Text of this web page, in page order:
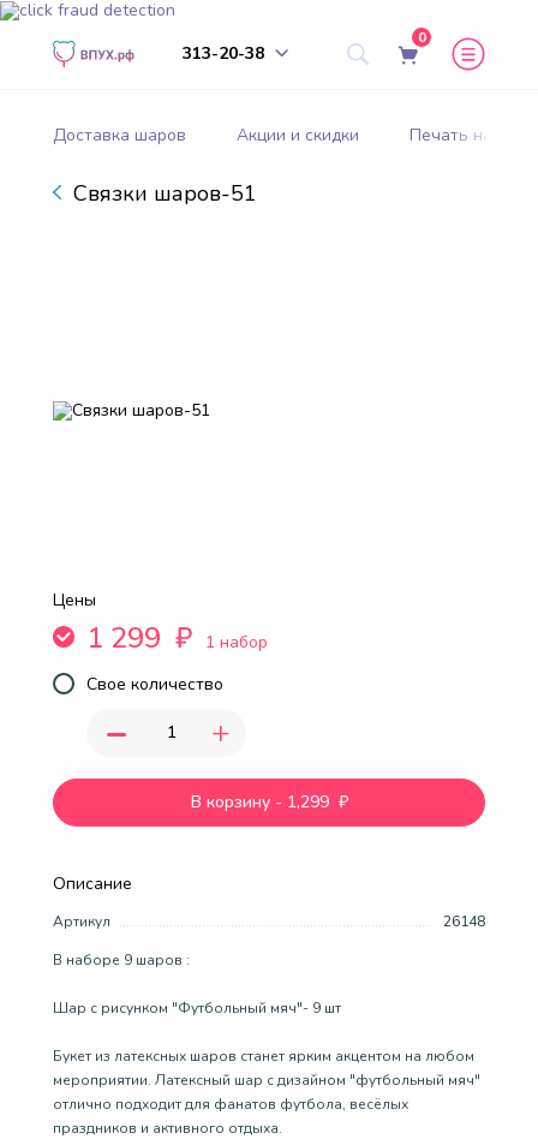
313-20-38
0
Доставка шаров Акции и скидки Печать на
Связки шаров-51
Описание
Артикул
26148
В наборе 9 шаров :
Шар с рисунком "Футбольный мяч"- 9 шт
Букет из латексных шаров станет ярким акцентом на любом
мероприятии. Латексный шар с дизайном "футбольный мяч"
отлично подходит для фанатов футбола, весёлых
праздников и активного отдыха.
Цены
1 299 ₽
1 набор
Свое количество
- +
В корзину - 1,299 ₽